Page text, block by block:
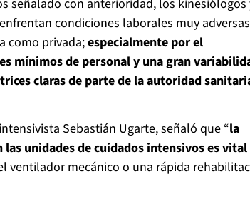
señalado con anterioridad, los kinesiólogos
condiciones laborales muy
como privada;especialmente por el
mínimos de personal y una gran
claras de parte de la autoridad
Sebastián Ugarte, señaló que “la
unidades de cuidados intensivos es vital
ventilador mecánico o una rápida